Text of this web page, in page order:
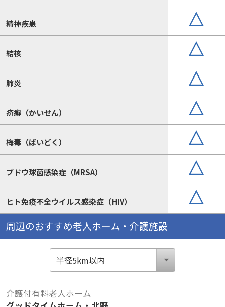
精神疾患
結核
肺炎
疥癬（かいせん）
梅毒（ばいどく）
ブドウ球菌感染症（MRSA）
ヒト免疫不全ウイルス感染症（HIV）
周辺のおすすめ老人ホーム・介護施設
介護付有料老人ホーム